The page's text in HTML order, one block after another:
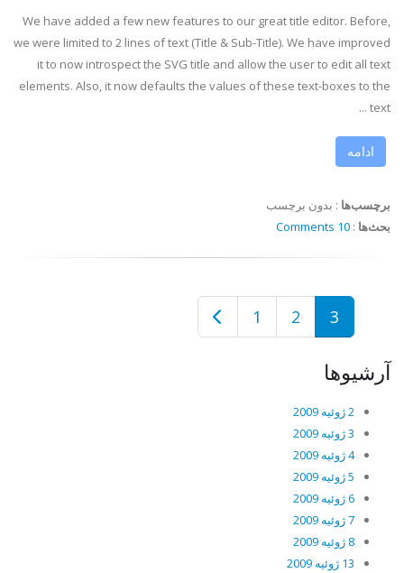
We have added a few new features to our great title editor. Before,
we were limited to 2 lines of text (Title & Sub-Title). We have improved
it to now introspect the SVG title and allow the user to edit all text
elements. Also, it now defaults the values of these text-boxes to the
text ...
ادامه
برچسب‌ها : بدون برچسب
بحث‌ها :
10 Comments
1 2 3
آرشیوها
2 ژوئیه 2009
3 ژوئیه 2009
4 ژوئیه 2009
5 ژوئیه 2009
6 ژوئیه 2009
7 ژوئیه 2009
8 ژوئیه 2009
13 ژوئیه 2009